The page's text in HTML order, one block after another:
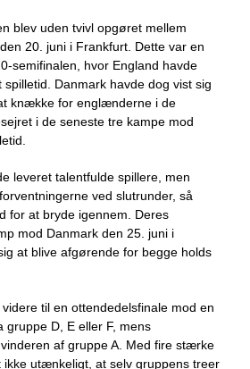
blev uden tvivl opgøret mellem
20. juni i Frankfurt. Dette var en
semifinalen, hvor England havde
Danmark havde dog vist sig
knække for englænderne i de
i de seneste tre kampe mod
leveret talentfulde spillere, men
ved slutrunder, så
for at bryde igennem. Deres
mod Danmark den 25. juni i
at blive afgørende for begge holds
videre til en ottendedelsfinale mod en
gruppe D, E eller F, mens
af gruppe A. Med fire stærke
ikke utænkeligt, at selv gruppens treer